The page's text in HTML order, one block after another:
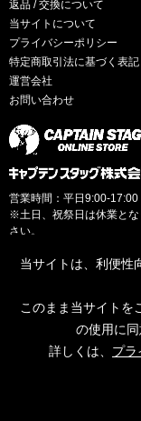
返品 / 交換について
当サイトについて
プライバシーポリシー
特定商取引法に基づく表記
運営会社
お問い合わせ
営業時間：平日9:00-17:00
※土日、祝祭日は休業と
さい。
当サイトは、利便性
このまま当サイトを
の使用に同
詳しくは、 プラ